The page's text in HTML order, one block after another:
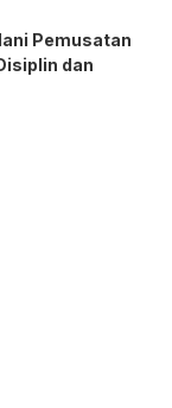
Pemusatan
dan